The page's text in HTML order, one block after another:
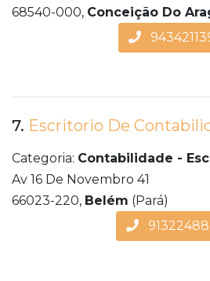
68540-000, Conceição Do
7. Escritorio De
Categoria: Contabilidade -
Av 16 De Novembro 41
66023-220, Belém (Pará)